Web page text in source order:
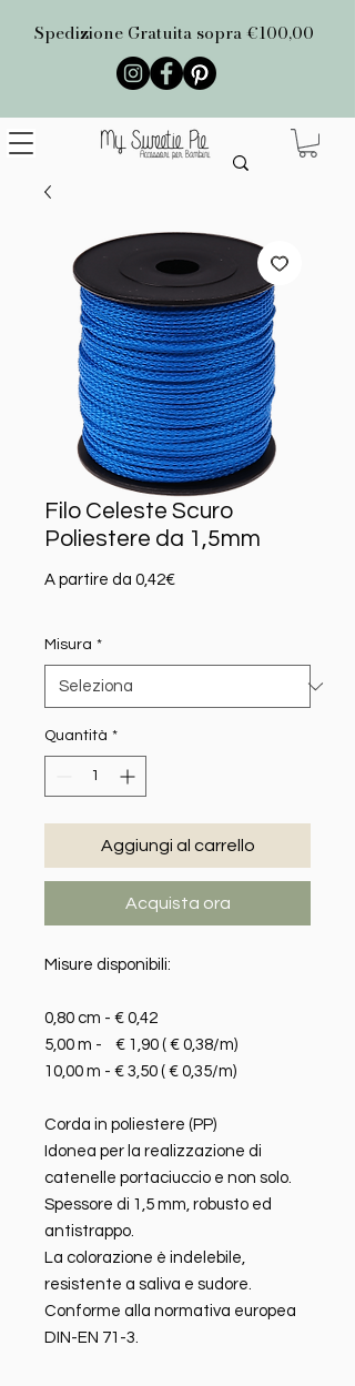
Spedizione Gratuita sopra €100,00
Filo Celeste Scuro
Poliestere da 1,5mm
A partire da 0,42€Prezzo scontato
Misura *
Quantità *
Aggiungi al carrello
Acquista ora
Misure disponibili:
0,80 cm - € 0,42
5,00 m - € 1,90 ( € 0,38/m)
10,00 m - € 3,50 ( € 0,35/m)
Corda in poliestere (PP)
Idonea per la realizzazione di
catenelle portaciuccio e non solo.
Spessore di 1,5 mm, robusto ed
antistrappo.
La colorazione è indelebile,
resistente a saliva e sudore.
Conforme alla normativa europea
DIN-EN 71-3.